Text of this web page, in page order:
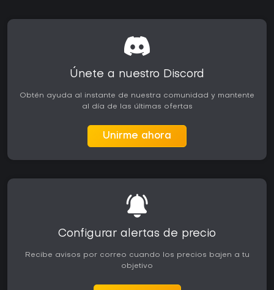
Únete a nuestro Discord
Obtén ayuda al instante de nuestra comunidad y mantente
al día de las últimas ofertas
Unirme ahora
Configurar alertas de precio
Recibe avisos por correo cuando los precios bajen a tu
objetivo